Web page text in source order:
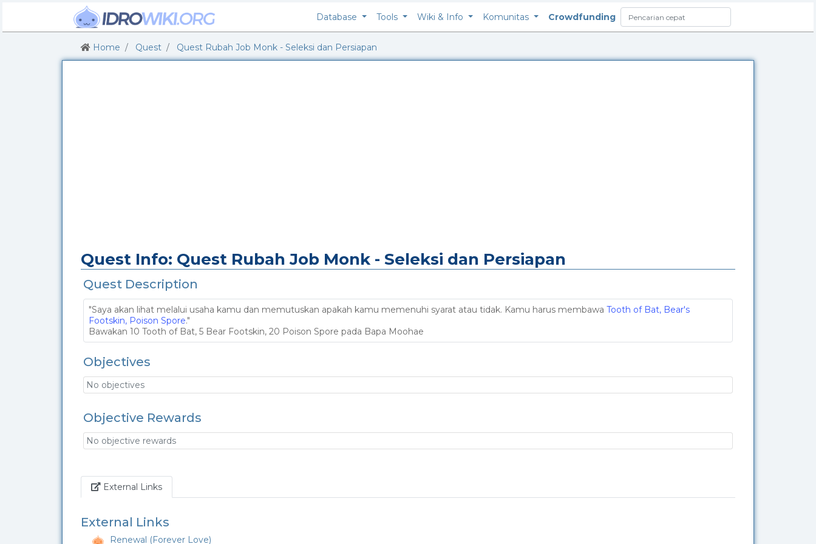
Database Tools Wiki & Info Komunitas Crowdfunding
Home Quest Quest Rubah Job Monk - Seleksi dan Persiapan
Quest Info: Quest Rubah Job Monk - Seleksi dan Persiapan
Quest Description
"Saya akan lihat melalui usaha kamu dan memutuskan apakah kamu memenuhi syarat atau tidak. Kamu harus membawa Tooth of Bat, Bear's
Footskin, Poison Spore."
Bawakan 10 Tooth of Bat, 5 Bear Footskin, 20 Poison Spore pada Bapa Moohae
Objectives
No objectives
Objective Rewards
No objective rewards
External LinksLink
External Links
Renewal (Forever Love)